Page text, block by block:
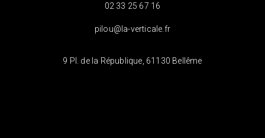
02 33 25 67 16
pilou@la-verticale.fr
9 Pl. de la République, 61130 Bellême